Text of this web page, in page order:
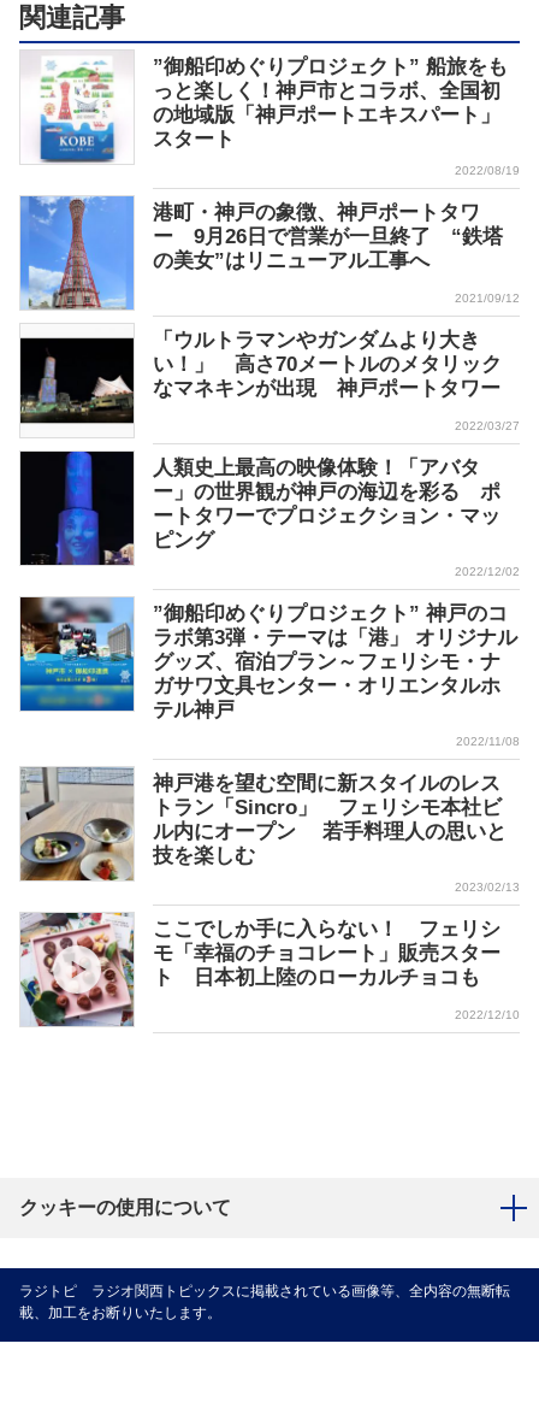
関連記事
”御船印めぐりプロジェクト” 船旅をも
っと楽しく！神戸市とコラボ、全国初
の地域版「神戸ポートエキスパート」
スタート
2022/08/19
港町・神戸の象徴、神戸ポートタワ
ー 9月26日で営業が一旦終了 “鉄塔
の美女”はリニューアル工事へ
2021/09/12
「ウルトラマンやガンダムより大き
い！」 高さ70メートルのメタリック
なマネキンが出現 神戸ポートタワー
2022/03/27
人類史上最高の映像体験！「アバタ
ー」の世界観が神戸の海辺を彩る ポ
ートタワーでプロジェクション・マッ
ピング
2022/12/02
”御船印めぐりプロジェクト” 神戸のコ
ラボ第3弾・テーマは「港」 オリジナル
グッズ、宿泊プラン～フェリシモ・ナ
ガサワ文具センター・オリエンタルホ
テル神戸
2022/11/08
神戸港を望む空間に新スタイルのレス
トラン「Sincro」 フェリシモ本社ビ
ル内にオープン 若手料理人の思いと
技を楽しむ
2023/02/13
ここでしか手に入らない！ フェリシ
モ「幸福のチョコレート」販売スター
ト 日本初上陸のローカルチョコも
2022/12/10
クッキーの使用について
ラジトピ ラジオ関西トピックスに掲載されている画像等、全内容の無断転
載、加工をお断りいたします。